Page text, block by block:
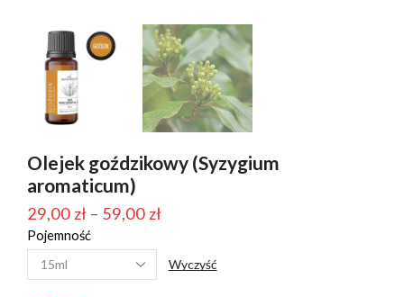
Olejek goździkowy (Syzygium
aromaticum)
29,00 zł – 59,00 złZakres
od
Pojemność
Wyczyść